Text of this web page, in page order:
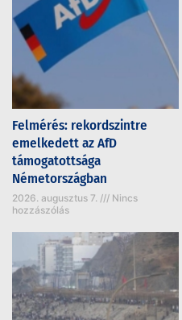
Felmérés: rekordszintre
emelkedett az AfD
támogatottsága
Németországban
2026. augusztus 7.
Nincs
hozzászólás